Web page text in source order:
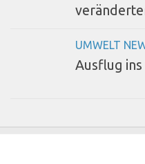
UMWELT
Ausflug ins